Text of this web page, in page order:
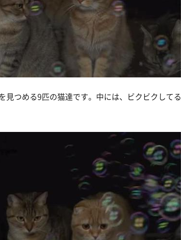
見つめる9匹の猫達です。中には、ビクビクしてる